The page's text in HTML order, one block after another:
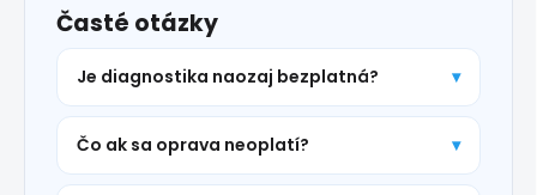
Časté otázky
Je diagnostika naozaj bezplatná?
Čo ak sa oprava neoplatí?